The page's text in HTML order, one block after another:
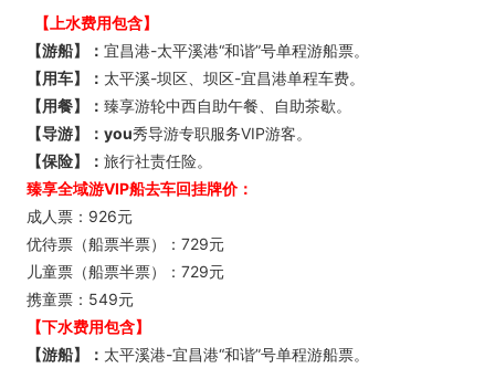
【上水费用包含】
【游船】： 宜昌港-太平溪港“和谐”号单程游船票。
【用车】： 太平溪-坝区、坝区-宜昌港单程车费。
【用餐】： 臻享游轮中西自助午餐、自助茶歇。
【导游】：you秀导游专职服务VIP游客。
【保险】： 旅行社责任险。
臻享全域游VIP船去车回挂牌价：
成人票：926元
优待票（船票半票）：729元
儿童票（船票半票）：729元
携童票：549元
【下水费用包含】
【游船】： 太平溪港-宜昌港“和谐”号单程游船票。